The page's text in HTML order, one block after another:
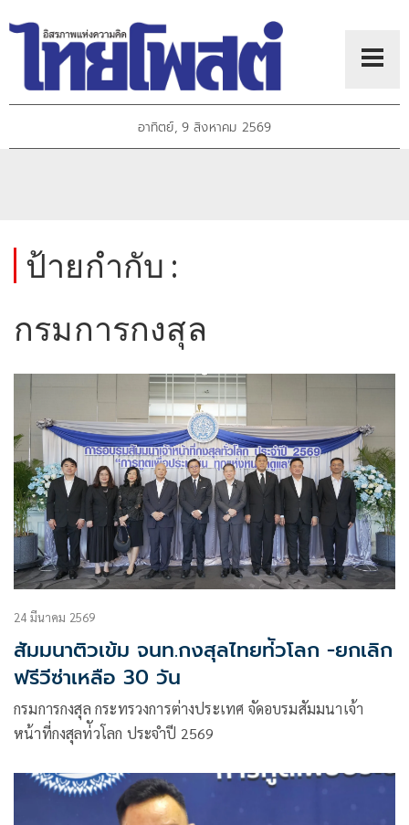
อาทิตย์, 9 สิงหาคม 2569
ป้ายกำกับ :
กรมการกงสุล
24 มีนาคม 2569
สัมมนาติวเข้ม จนท.กงสุลไทยท่ัวโลก -ยกเลิก
ฟรีวีซ่าเหลือ 30 วัน
กรมการกงสุล กระทรวงการต่างประเทศ จัดอบรมสัมมนาเจ้า
หน้าที่กงสุลท่ัวโลก ประจำปี 2569